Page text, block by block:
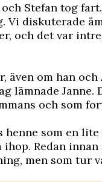
Stefan tog
Vi diskuterade
och det var
även om han och
lämnade Janne.
och som
henne som en
Redan innan
men som tur